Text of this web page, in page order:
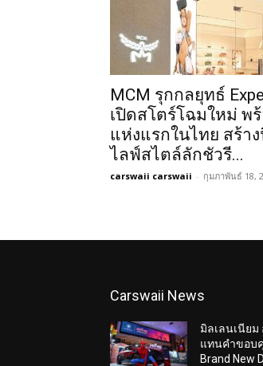
MCM รุกกลยุทธ์
เปิดสโตร์โฉมใหม่ พ
แห่งแรกในไทย สร้า
ไลฟ์สไตล์ลักชัวรี...
carswaii carswaii - กุมภาพันธ์ 18,
Carswaii News
มิลเลนเนียม
แทนคำขอบ
Brand New